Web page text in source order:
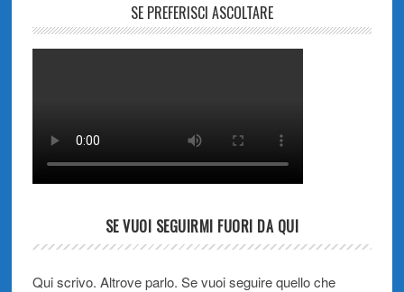
SE PREFERISCI ASCOLTARE
SE VUOI SEGUIRMI FUORI DA QUI
Qui scrivo. Altrove parlo. Se vuoi seguire quello che